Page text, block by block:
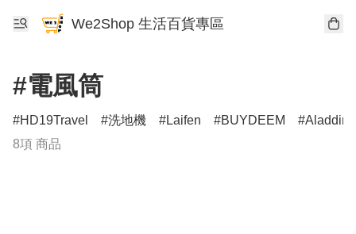
We2Shop 生活百貨專區
#電風筒
HD19Travel 洗地機 Laifen BUYDEEM
Aladdin
8項 商品